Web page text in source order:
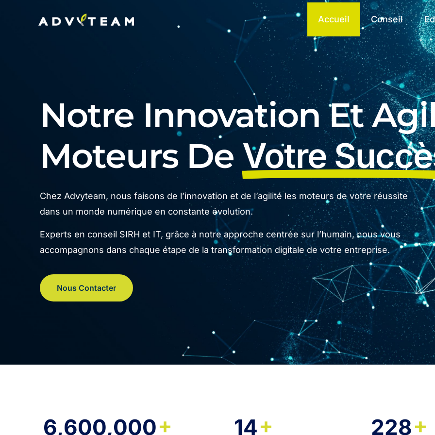
Accueil Conseil
Notre Innovation Et
Moteurs De Votre
Chez Advyteam, nous faisons de l’innovation et de l’agilité les moteurs de votre réussite
dans un monde numérique en constante évolution.
Experts en conseil SIRH et IT, grâce à notre approche centrée sur l’humain, nous vous
accompagnons dans chaque étape de la transformation digitale de votre entreprise.
Nous Contacter
6,600,000+ 14+ 228+